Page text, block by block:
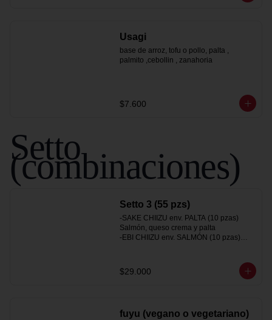
Usagi
base de arroz, tofu o pollo, palta ,
palmito ,cebollin , zanahoria
$7.600
Setto
(combinaciones)
Setto 3 (55 pzs)
-SAKE CHIIZU env. PALTA (10 pzas)
Salmón, queso crema y palta
-EBI CHIIZU env. SALMÓN (10 pzas)
Salmón, camarón y palta
-SAKE CALIFORNIA env.Sésamo (10pz)
-Gyozas a eleccion (5pzas)
$29.000
fuyu (vegano o vegetariano)